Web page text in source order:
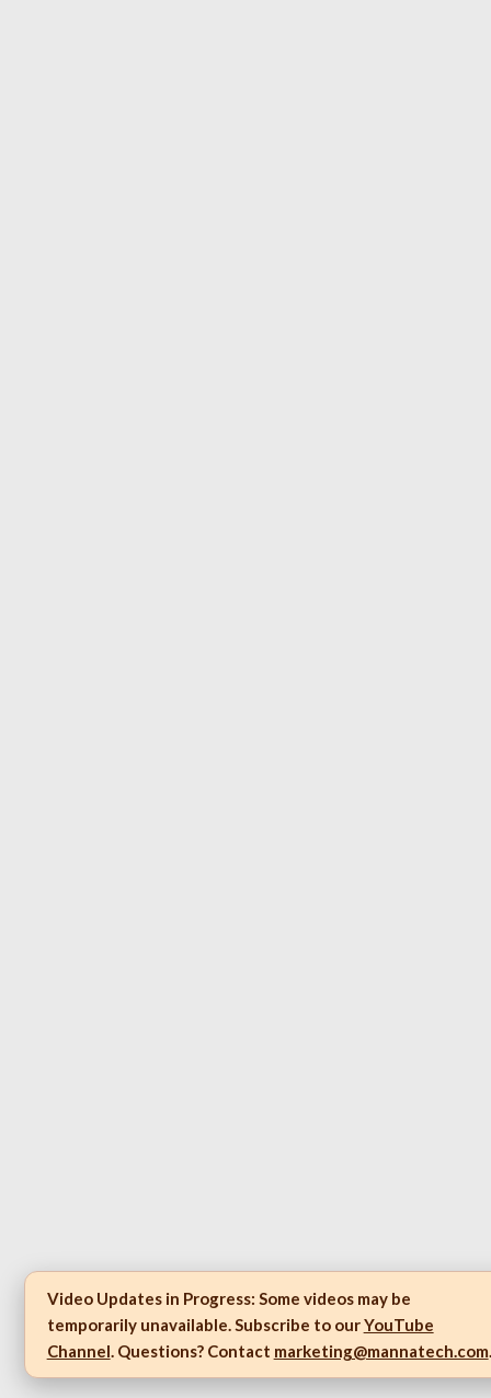
Video Updates in Progress: Some videos may be
temporarily unavailable. Subscribe to ourYouTube
Channel. Questions? Contact marketing@mannatech.com.